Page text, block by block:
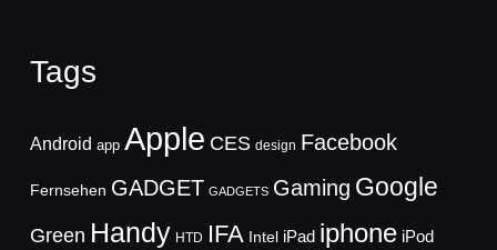
Tags
Android app Apple CES design Facebook
Fernsehen GADGET GADGETS Gaming Google
Green Handy HTD IFA Intel iPad iphone iPod